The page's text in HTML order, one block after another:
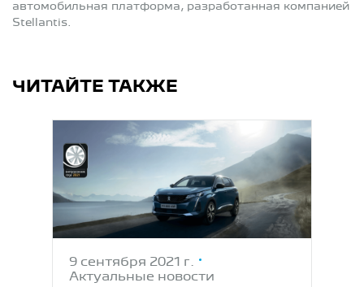
автомобильная платформа, разработанная компанией
Stellantis.
ЧИТАЙТЕ ТАКЖЕ
9 сентября 2021 г.
Актуальные новости